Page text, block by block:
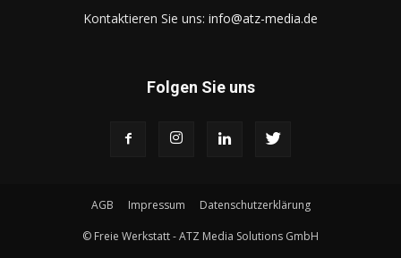
Kontaktieren Sie uns: info@atz-media.de
Folgen Sie uns
AGB Impressum Datenschutzerklärung
© Freie Werkstatt - ATZ Media Solutions GmbH